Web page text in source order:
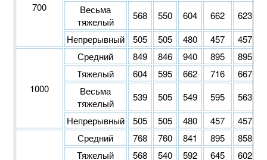
700
Весьма
тяжелый
568 550 604 662 623
Непрерывный
505 505 480 457 457
1000
Средний 849 846 940 895 895
Тяжелый
604 595 662 716 667
Весьма
тяжелый
539 505 549 595 563
Непрерывный
505 505 480 457 457
Средний 768 760 841 895 858
Тяжелый
568 540 592 645 602